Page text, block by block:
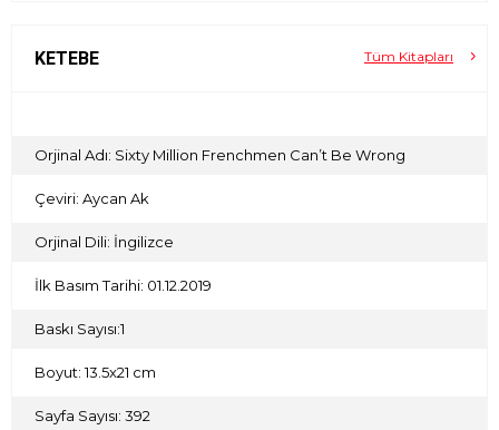
KETEBE Tüm Kitapları
Orjinal Adı: Sixty Million Frenchmen Can’t Be Wrong
Çeviri: Aycan Ak
Orjinal Dili: İngilizce
İlk Basım Tarihi: 01.12.2019
Baskı Sayısı:1
Boyut: 13.5x21 cm
Sayfa Sayısı: 392